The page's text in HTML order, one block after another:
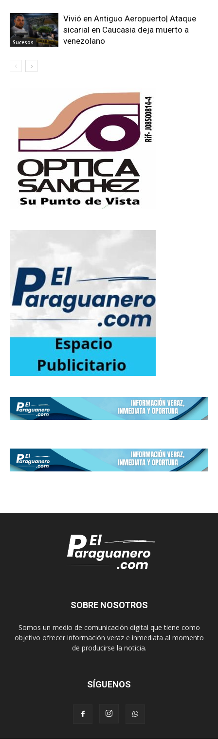
Sucesos
Vivió en Antiguo Aeropuerto| Ataque
sicarial en Caucasia deja muerto a
venezolano
SOBRE NOSOTROS
Somos un medio de comunicación digital que tiene como
objetivo ofrecer información veraz e inmediata al momento
de producirse la noticia.
SÍGUENOS